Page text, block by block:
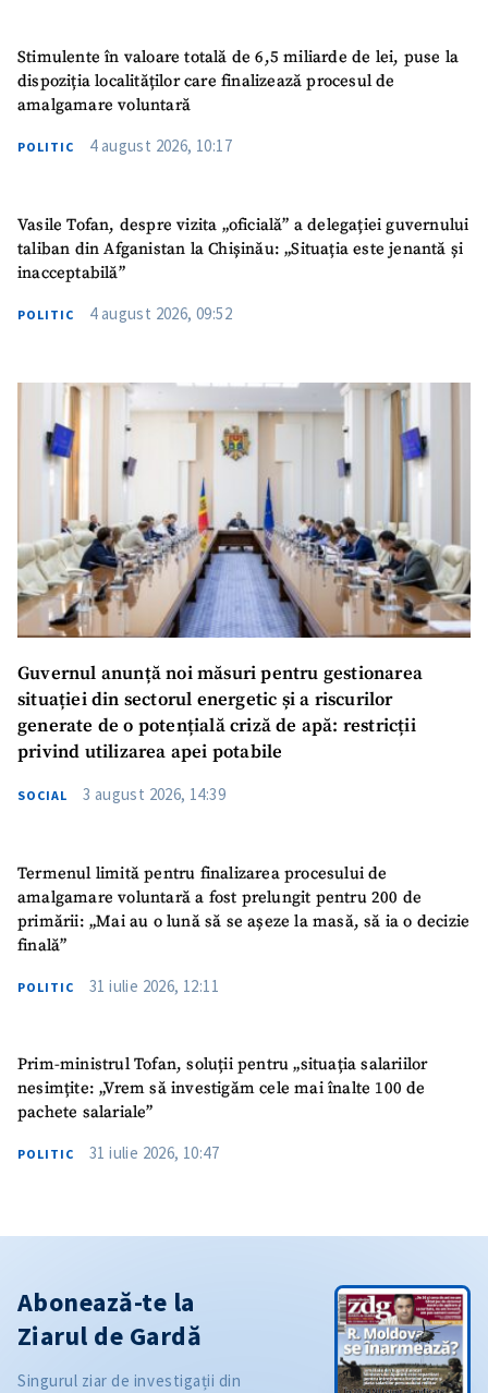
Stimulente în valoare totală de 6,5 miliarde de lei, puse la
dispoziția localităților care finalizează procesul de
amalgamare voluntară
POLITIC 4 august 2026, 10:17
Vasile Tofan, despre vizita „oficială” a delegației guvernului
taliban din Afganistan la Chișinău: „Situația este jenantă și
inacceptabilă”
POLITIC 4 august 2026, 09:52
Guvernul anunță noi măsuri pentru gestionarea
situației din sectorul energetic și a riscurilor
generate de o potențială criză de apă: restricții
privind utilizarea apei potabile
SOCIAL 3 august 2026, 14:39
Termenul limită pentru finalizarea procesului de
amalgamare voluntară a fost prelungit pentru 200 de
primării: „Mai au o lună să se așeze la masă, să ia o decizie
finală”
POLITIC 31 iulie 2026, 12:11
Prim-ministrul Tofan, soluții pentru „situația salariilor
nesimțite: „Vrem să investigăm cele mai înalte 100 de
pachete salariale”
POLITIC 31 iulie 2026, 10:47
Abonează-te la
Ziarul de Gardă
Singurul ziar de investigații din